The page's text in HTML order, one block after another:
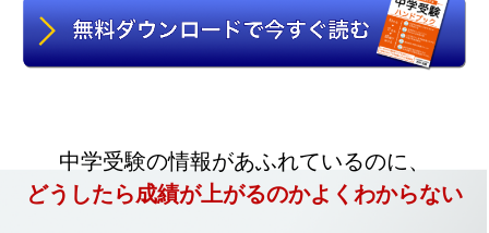
中学受験の情報があふれているのに、
どうしたら成績が上がるのかよくわからない